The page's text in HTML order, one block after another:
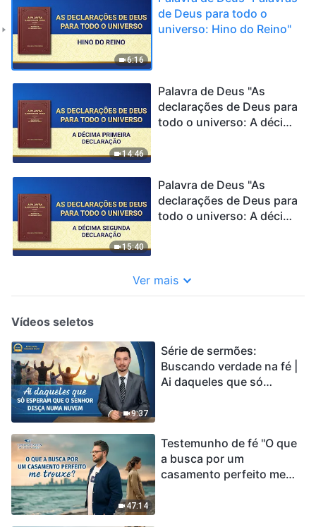
6:16
de Deus para todo o
universo: Hino do Reino"
14:46
Palavra de Deus "As
declarações de Deus para
todo o universo: A décima
15:40
Palavra de Deus "As
declarações de Deus para
todo o universo: A décima
Ver mais
Vídeos seletos
9:37
Série de sermões:
Buscando verdade na fé |
Ai daqueles que só
47:14
Testemunho de fé "O que
a busca por um
casamento perfeito me